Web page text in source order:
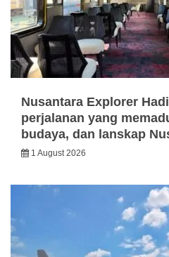
Nusantara Explorer
perjalanan yang
budaya, dan lanskap
1 August 2026